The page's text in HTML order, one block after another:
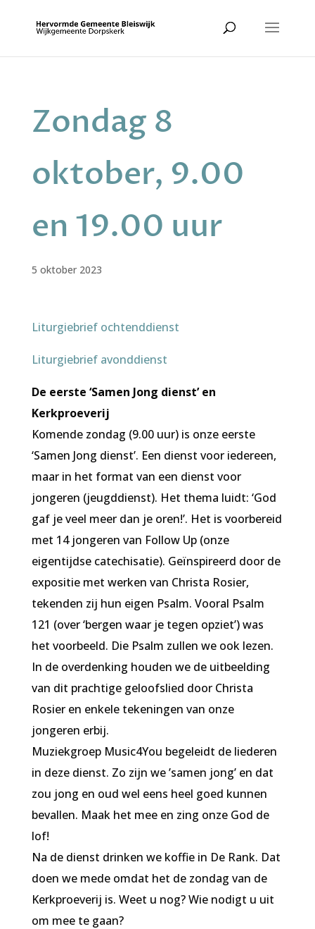
Zondag 8
oktober, 9.00
en 19.00 uur
5 oktober 2023
Liturgiebrief ochtenddienst
Liturgiebrief avonddienst
De eerste ‘Samen Jong dienst’ en
Kerkproeverij
Komende zondag (9.00 uur) is onze eerste
‘Samen Jong dienst’. Een dienst voor iedereen,
maar in het format van een dienst voor
jongeren (jeugddienst). Het thema luidt: ‘God
gaf je veel meer dan je oren!’. Het is voorbereid
met 14 jongeren van Follow Up (onze
eigentijdse catechisatie). Geïnspireerd door de
expositie met werken van Christa Rosier,
tekenden zij hun eigen Psalm. Vooral Psalm
121 (over ‘bergen waar je tegen opziet’) was
het voorbeeld. Die Psalm zullen we ook lezen.
In de overdenking houden we de uitbeelding
van dit prachtige geloofslied door Christa
Rosier en enkele tekeningen van onze
jongeren erbij.
Muziekgroep Music4You begeleidt de liederen
in deze dienst. Zo zijn we ’samen jong’ en dat
zou jong en oud wel eens heel goed kunnen
bevallen. Maak het mee en zing onze God de
lof!
Na de dienst drinken we koffie in De Rank. Dat
doen we mede omdat het de zondag van de
Kerkproeverij is. Weet u nog? Wie nodigt u uit
om mee te gaan?